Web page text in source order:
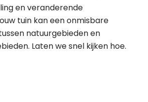
en veranderende
tuin kan een onmisbare
natuurgebieden en
Laten we snel kijken hoe.